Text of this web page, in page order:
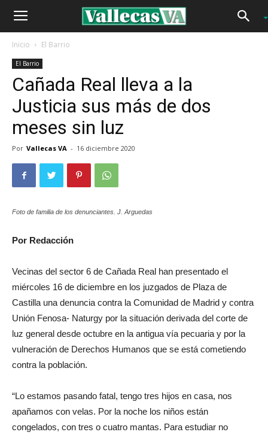
Inicio El Barrio
El Barrio
Cañada Real lleva a la
Justicia sus más de dos
meses sin luz
Por Vallecas VA - 16 diciembre 2020
Foto de familia de los denunciantes. J. Arguedas
Por Redacción
Vecinas del sector 6 de Cañada Real han presentado el
miércoles 16 de diciembre en los juzgados de Plaza de
Castilla una denuncia contra la Comunidad de Madrid y contra
Unión Fenosa- Naturgy por la situación derivada del corte de
luz general desde octubre en la antigua vía pecuaria y por la
vulneración de Derechos Humanos que se está cometiendo
contra la población.
“Lo estamos pasando fatal, tengo tres hijos en casa, nos
apañamos con velas. Por la noche los niños están
congelados, con tres o cuatro mantas. Para estudiar no